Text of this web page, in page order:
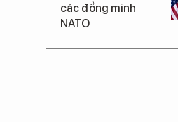
các đồng minh
NATO